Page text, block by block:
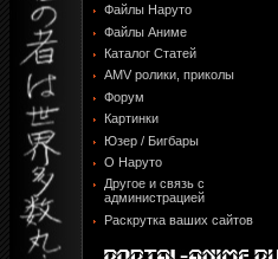
Файлы Наруто
Файлы Аниме
Каталог Статей
AMV ролики, приколы
Форум
Картинки
Юзер / Бигбары
О Наруто
Другое и связь с
администрацией
Раскрутка ваших сайтов